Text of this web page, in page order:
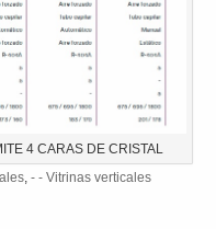
4 CARAS DE CRISTAL
,- - Vitrinas verticales